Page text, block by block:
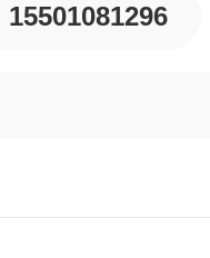
15501081296